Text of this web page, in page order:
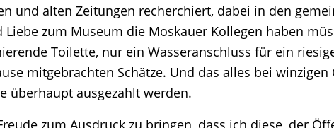
und alten Zeitungen recherchiert, dabei in den
zum Museum die Moskauer Kollegen haben
Toilette, nur ein Wasseranschluss für ein
mitgebrachten Schätze. Und das alles bei
überhaupt ausgezahlt werden.
zum Ausdruck zu bringen, dass ich diese, der